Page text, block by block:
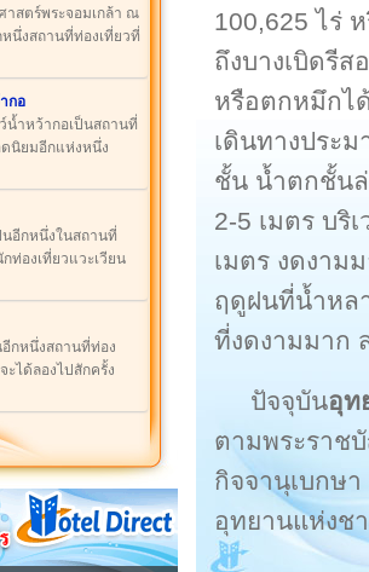
าสตร์พระจอมเกล้า ณ
นึ่งสถานที่ท่องเที่ยวที่
กอ
ำหว้ากอเป็นสถานที่
นิยมอีกแห่งหนึ่ง
อีกหนึ่งในสถานที่
ท่องเที่ยวแวะเวียน
กหนึ่งสถานที่ท่อง
ได้ลองไปสักครั้ง
100,625 ไร่
ถึงบางเบิดรี
หรือตกหมึกไ
เดินทางประ
ชั้น น้ำตกชั้น
2-5 เมตร บริ
เมตร งดงาม
ฤดูฝนที่น้ำหล
ที่งดงามมาก
ปัจจุบันอุท
ตามพระราช
กิจจานุเบกษ
อุทยานแห่งช